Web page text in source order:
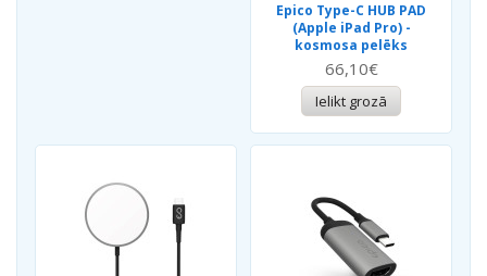
Epico Type-C HUB PAD
(Apple iPad Pro) -
kosmosa pelēks
66,10€
Ielikt grozā